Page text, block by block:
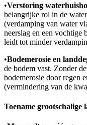
•Verstoring
belangrijke rol in de
(verdamping van water
neerslag en een vochtige
leidt tot minder
•Bodemerosie en
de bodem vast. Zonder
bodemerosie door regen
(vermindering van de
Toename grootschalige